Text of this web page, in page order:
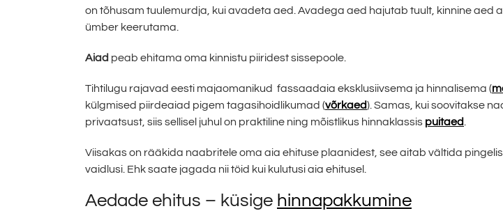
on tõhusam tuulemurdja, kui avadeta aed. Avadega aed hajutab tuult, kinnine aed
ümber keerutama.
Aiad peab ehitama oma kinnistu piiridest sissepoole.
Tihtilugu rajavad eesti majaomanikud fassaadaia eksklusiivsema ja hinnalisema (
külgmised piirdeaiad pigem tagasihoidlikumad (võrkaed). Samas, kui soovitakse
privaatsust, siis sellisel juhul on praktiline ning mõistlikus hinnaklassis puitaed
Viisakas on rääkida naabritele oma aia ehituse plaanidest, see aitab vältida
vaidlusi. Ehk saate jagada nii töid kui kulutusi aia ehitusel.
Aedade ehitus – küsige hinnapakkumine